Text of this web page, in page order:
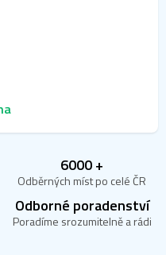
6000 +
Odběrných míst po celé ČR
Odborné poradenství
Poradíme srozumitelně a rádi